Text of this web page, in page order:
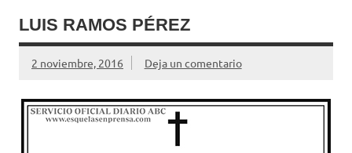
LUIS RAMOS PÉREZ
2 noviembre, 2016 Deja un comentario